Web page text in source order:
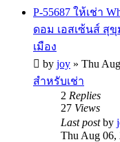
P-55687 ให้เช่า
ดอม เอสเซ้นส์ สุขุ
เมือง
by joy » Thu
สำหรับเช่า
2 Replies
27 Views
Last postby
Thu Aug 06,